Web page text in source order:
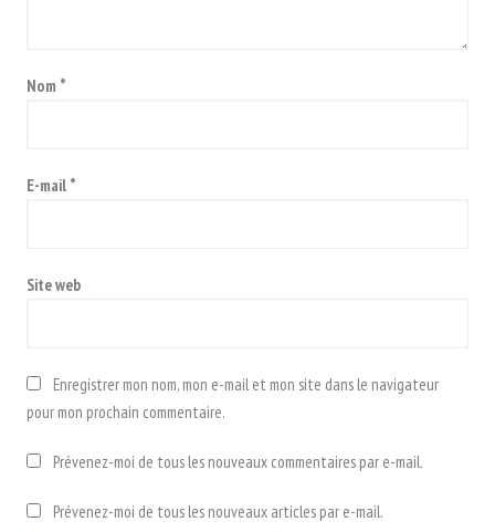
Nom *
E-mail *
Site web
Enregistrer mon nom, mon e-mail et mon site dans le navigateur
pour mon prochain commentaire.
Prévenez-moi de tous les nouveaux commentaires par e-mail.
Prévenez-moi de tous les nouveaux articles par e-mail.